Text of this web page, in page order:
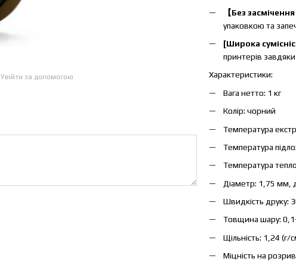
Увійти за допомогою
【Без
упаковкою та
[Широка
принтерів
Характеристики:
Вага нетто: 1 кг
Колір: чорний
Температура
Температура
Температура
Діаметр: 1,75 мм,
Швидкість друку:
Товщина шару:
Щільність: 1,24 (г/
Міцність на